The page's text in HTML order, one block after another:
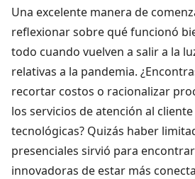
Una excelente manera de
reflexionar sobre qué funcionó
todo cuando vuelven a salir a la
relativas a la pandemia.
recortar costos o racionalizar
los servicios de atención al
tecnológicas? Quizás haber
presenciales sirvió para
innovadoras de estar más